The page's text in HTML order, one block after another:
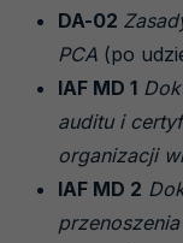
DA-02
PCA (po
IAF MD 1
auditu i
organizacji
IAF MD 2